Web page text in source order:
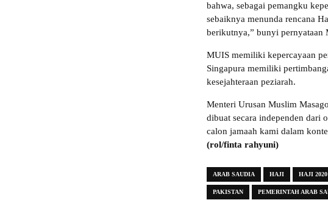
bahwa, sebagai pemangku
sebaiknya menunda rencana
berikutnya,” bunyi pernyataan
MUIS memiliki kepercayaan
Singapura memiliki
kesejahteraan peziarah.
Menteri Urusan Muslim
dibuat secara independen dari
calon jamaah kami dalam
(rol/finta rahyuni)
ARAB SAUDIA HAJI HAJI 2020
PAKISTAN PEMERINTAH ARAB